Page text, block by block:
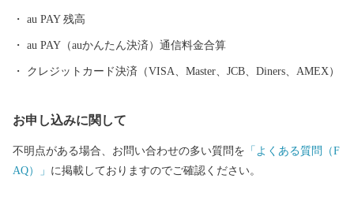
au PAY 残高
au PAY（auかんたん決済）通信料金合算
クレジットカード決済（VISA、Master、JCB、Diners、AMEX）
お申し込みに関して
不明点がある場合、お問い合わせの多い質問を 「よくある質問（F
AQ）」 に掲載しておりますのでご確認ください。